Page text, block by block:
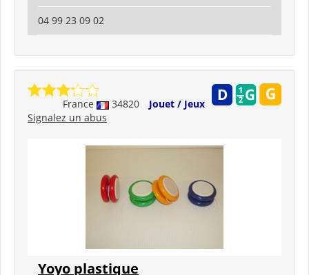
04 99 23 09 02
France 34820
Jouet / Jeux
Signalez un abus
Yoyo plastique